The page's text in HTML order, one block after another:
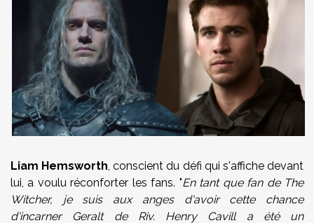
Liam Hemsworth, conscient du défi qui s'affiche devant
lui, a voulu réconforter les fans. "En tant que fan de The
Witcher, je suis aux anges d'avoir cette chance
d'incarner Geralt de Riv. Henry Cavill a été un